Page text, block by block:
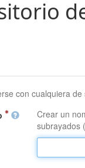
con cualquiera
Crear un
subrayados